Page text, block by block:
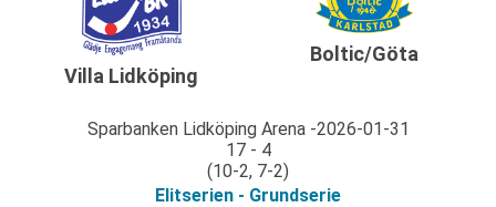
Villa Lidköping
Sparbanken Lidköping Arena 2026-01-31
17 - 4
(10-2, 7-2)
Elitserien - Grundserie
Boltic/Göta